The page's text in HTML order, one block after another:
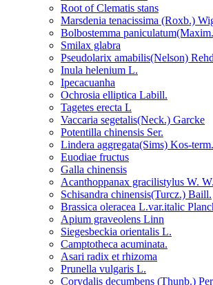
Root of Clematis stans
Marsdenia tenacissima (Roxb.)
Bolbostemma
Smilax glabra
Pseudolarix amabilis(Nelson)
Inula helenium L.
Ipecacuanha
Ochrosia elliptica Labill.
Tagetes erecta L
Vaccaria segetalis(Neck.) Garcke
Potentilla chinensis Ser.
Lindera aggregata(Sims) Kos-term.
Euodiae fructus
Galla chinensis
Acanthoppanax gracilistylus W.
Schisandra chinensis(Turcz.) Baill.
Brassica oleracea L.var.italic
Apium graveolens Linn
Siegesbeckia orientalis L.
Camptotheca acuminata.
Asari radix et rhizoma
Prunella vulgaris L.
Corydalis decumbens (Thunb.)